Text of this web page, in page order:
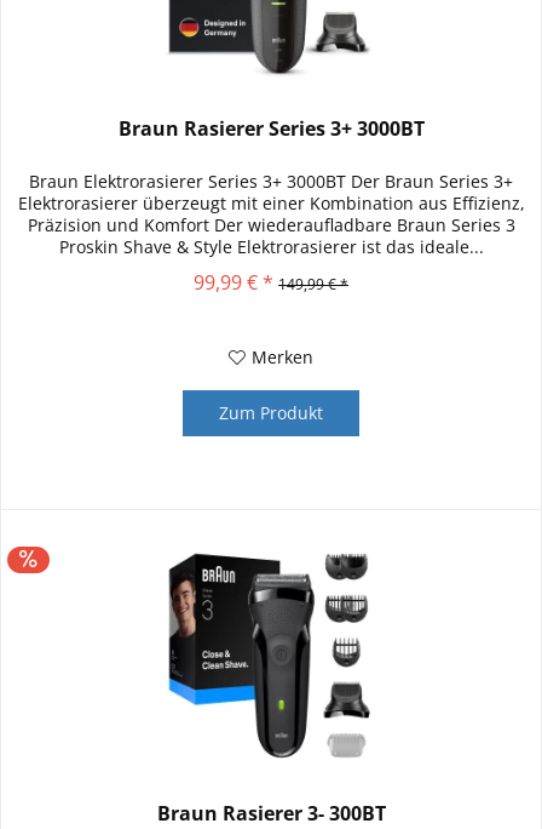
Braun Rasierer Series 3+ 3000BT
Braun Elektrorasierer Series 3+ 3000BT Der Braun Series 3+
Elektrorasierer überzeugt mit einer Kombination aus Effizienz,
Präzision und Komfort Der wiederaufladbare Braun Series 3
Proskin Shave & Style Elektrorasierer ist das ideale...
99,99 € * 149,99 € *
Merken
Zum Produkt
Braun Rasierer 3- 300BT